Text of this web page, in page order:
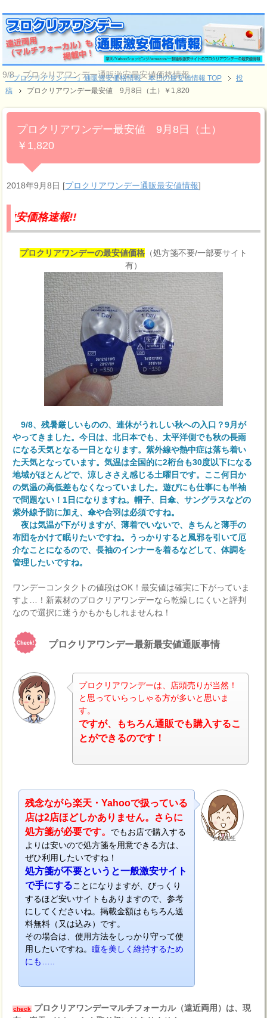
9/8 プロクリアワンデー通販激安最安値価格情報
『プロクリアワンデー』通販激安価格情報 本日の最安値情報 TOP
投
稿
プロクリアワンデー最安値 9月8日（土）￥1,820
プロクリアワンデー最安値 9月8日（土）
￥1,820
2018年9月8日 [プロクリアワンデー通販最安値情報]
報!!
プロクリアワンデーの最安値価格（処方箋不要/一部要サイト
有）
9/8、残暑厳しいものの、連休がうれしい秋への入口？9月が
やってきました。今日は、北日本でも、太平洋側でも秋の長雨
になる天気となる一日となります。紫外線や熱中症は落ち着い
た天気となっています。気温は全国的に2桁台も30度以下になる
地域がほとんどで、涼しささえ感じる土曜日です。ここ何日か
の気温の高低差もなくなっていました。遊びにも仕事にも半袖
で問題ない！1日になりますね。帽子、日傘、サングラスなどの
紫外線予防に加え、傘や合羽は必須ですね。
夜は気温が下がりますが、薄着でいないで、きちんと薄手の
布団をかけて眠りたいですね。うっかりすると風邪を引いて厄
介なことになるので、長袖のインナーを着るなどして、体調を
管理したいですね。
ワンデーコンタクトの値段はOK！最安値は確実に下がっていま
すよ…！新素材のプロクリアワンデーなら乾燥しにくいと評判
なので選択に迷うかもかもしれませんね！
プロクリアワンデー最新最安値通販事情
ナビ
プロクリアワンデーは、店頭売りが当然！
と思っていらっしゃる方が多いと思いま
す。
ですが、もちろん通販でも購入するこ
とができるのです！
ナビ先生
残念ながら楽天・Yahooで扱っている
店は2店ほどしかありません。さらに
処方箋が必要です。 でもお店で購入する
よりは安いので処方箋を用意できる方は、
ぜひ利用したいですね！
処方箋が不要というと一般激安サイト
で手にすることになりますが、びっくり
するほど安いサイトもありますので、参考
にしてくださいね。掲載金額はもちろん送
料無料（又は込み）です。
その場合は、使用方法をしっかり守って使
用したいですね。瞳を美しく維持するため
にも…..
check
プロクリアワンデーマルチフォーカル（遠近両用）は、現